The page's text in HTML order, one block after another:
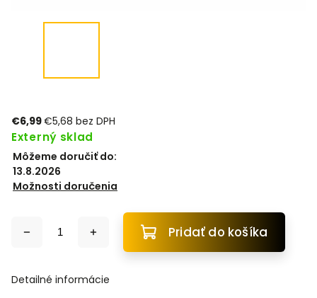
€6,99€5,68 bez DPH
Externý sklad
Môžeme doručiť do:
13.8.2026
Možnosti doručenia
Pridať do košíka
Detailné informácie